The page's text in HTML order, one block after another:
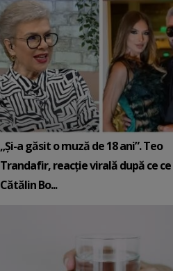
„Și-a găsit o muză de 18 ani”. Teo
Trandafir, reacție virală după ce ce
Cătălin Bo...